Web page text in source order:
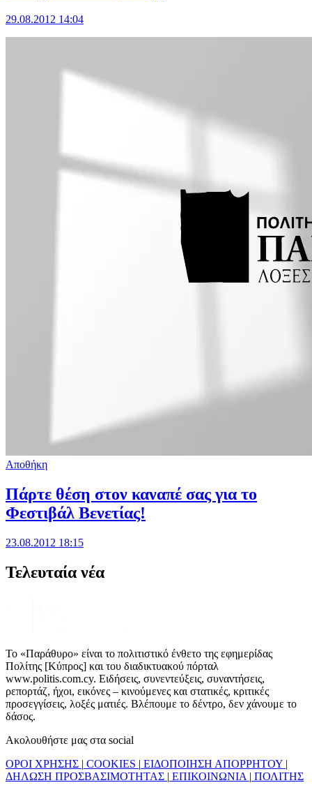
29.08.2012 14:04
Αποθήκη
Πάρτε θέση στον καναπέ σας για το
Φεστιβάλ Βενετίας!
23.08.2012 18:15
Τελευταία νέα
Το «Παράθυρο» είναι το πολιτιστικό ένθετο της εφημερίδας
Πολίτης [Κύπρος] και του διαδικτυακού πόρταλ
www.politis.com.cy. Ειδήσεις, συνεντεύξεις, συναντήσεις,
ρεπορτάζ, ήχοι, εικόνες – κινούμενες και στατικές, κριτικές
προσεγγίσεις, λοξές ματιές. Βλέπουμε το δέντρο, δεν χάνουμε το
δάσος.
Ακολουθήστε μας στα social
ΟΡΟΙ ΧΡΗΣΗΣ | COOKIES | ΕΙΔΟΠΟΙΗΣΗ ΑΠΟΡΡΗΤΟΥ |
ΔΗΛΩΣΗ ΠΡΟΣΒΑΣΙΜΟΤΗΤΑΣ | ΕΠΙΚΟΙΝΩΝΙΑ | ΠΟΛΙΤΗΣ